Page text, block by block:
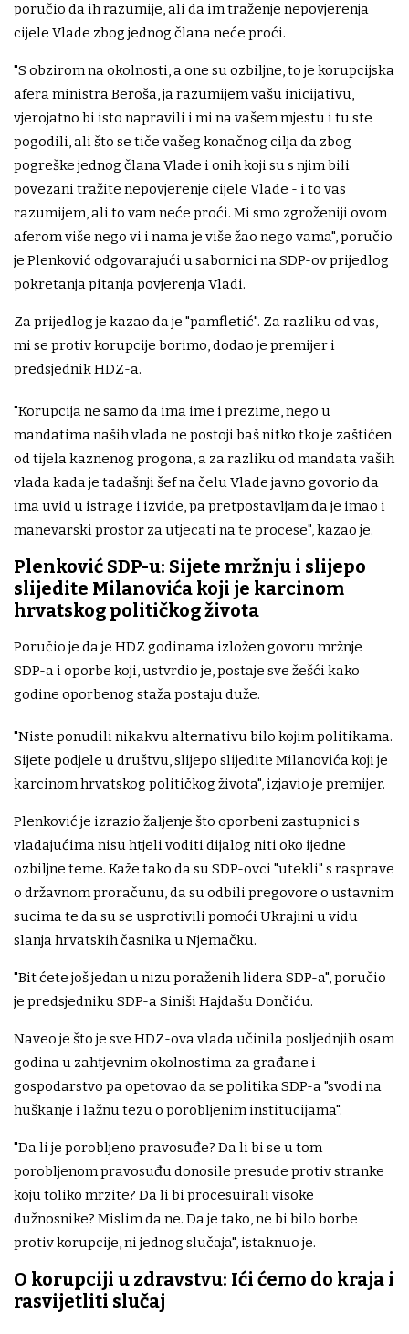
poručio da ih razumije, ali da im traženje nepovjerenja
cijele Vlade zbog jednog člana neće proći.
"S obzirom na okolnosti, a one su ozbiljne, to je korupcijska
afera ministra Beroša, ja razumijem vašu inicijativu,
vjerojatno bi isto napravili i mi na vašem mjestu i tu ste
pogodili, ali što se tiče vašeg konačnog cilja da zbog
pogreške jednog člana Vlade i onih koji su s njim bili
povezani tražite nepovjerenje cijele Vlade - i to vas
razumijem, ali to vam neće proći. Mi smo zgroženiji ovom
aferom više nego vi i nama je više žao nego vama", poručio
je Plenković odgovarajući u sabornici na SDP-ov prijedlog
pokretanja pitanja povjerenja Vladi.
Za prijedlog je kazao da je "pamfletić". Za razliku od vas,
mi se protiv korupcije borimo, dodao je premijer i
predsjednik HDZ-a.
"Korupcija ne samo da ima ime i prezime, nego u
mandatima naših vlada ne postoji baš nitko tko je zaštićen
od tijela kaznenog progona, a za razliku od mandata vaših
vlada kada je tadašnji šef na čelu Vlade javno govorio da
ima uvid u istrage i izvide, pa pretpostavljam da je imao i
manevarski prostor za utjecati na te procese", kazao je.
Plenković SDP-u: Sijete mržnju i slijepo
slijedite Milanovića koji je karcinom
hrvatskog političkog života
Poručio je da je HDZ godinama izložen govoru mržnje
SDP-a i oporbe koji, ustvrdio je, postaje sve žešći kako
godine oporbenog staža postaju duže.
"Niste ponudili nikakvu alternativu bilo kojim politikama.
Sijete podjele u društvu, slijepo slijedite Milanovića koji je
karcinom hrvatskog političkog života", izjavio je premijer.
Plenković je izrazio žaljenje što oporbeni zastupnici s
vladajućima nisu htjeli voditi dijalog niti oko ijedne
ozbiljne teme. Kaže tako da su SDP-ovci "utekli" s rasprave
o državnom proračunu, da su odbili pregovore o ustavnim
sucima te da su se usprotivili pomoći Ukrajini u vidu
slanja hrvatskih časnika u Njemačku.
"Bit ćete još jedan u nizu poraženih lidera SDP-a", poručio
je predsjedniku SDP-a Siniši Hajdašu Dončiću.
Naveo je što je sve HDZ-ova vlada učinila posljednjih osam
godina u zahtjevnim okolnostima za građane i
gospodarstvo pa opetovao da se politika SDP-a "svodi na
huškanje i lažnu tezu o porobljenim institucijama".
"Da li je porobljeno pravosuđe? Da li bi se u tom
porobljenom pravosuđu donosile presude protiv stranke
koju toliko mrzite? Da li bi procesuirali visoke
dužnosnike? Mislim da ne. Da je tako, ne bi bilo borbe
protiv korupcije, ni jednog slučaja", istaknuo je.
O korupciji u zdravstvu: Ići ćemo do kraja i
rasvijetliti slučaj